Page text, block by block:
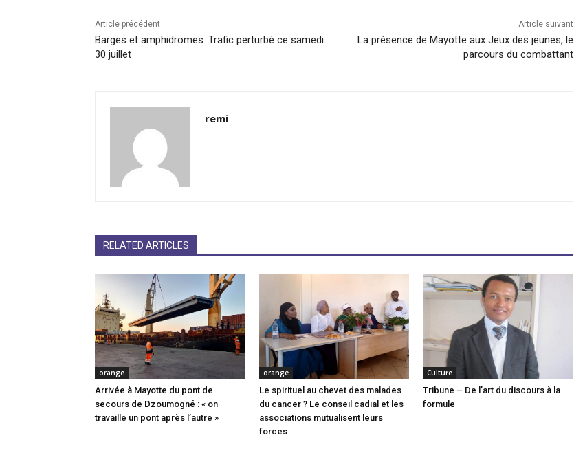
Article précédent
Barges et amphidromes: Trafic perturbé ce samedi
30 juillet
Article suivant
La présence de Mayotte aux Jeux des jeunes, le
parcours du combattant
remi
RELATED ARTICLES
orange
Arrivée à Mayotte du pont de
secours de Dzoumogné : « on
travaille un pont après l’autre »
orange
Le spirituel au chevet des malades
du cancer ? Le conseil cadial et les
associations mutualisent leurs
forces
Culture
Tribune – De l’art du discours à la
formule